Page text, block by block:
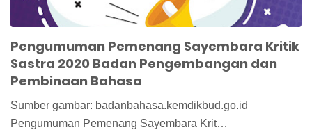
Pengumuman Pemenang Sayembara Kritik
Sastra 2020 Badan Pengembangan dan
Pembinaan Bahasa
Sumber gambar: badanbahasa.kemdikbud.go.id
Pengumuman Pemenang Sayembara Krit…